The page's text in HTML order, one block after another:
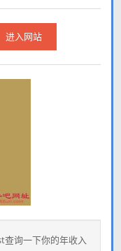
进入网站
查询一下你的年收入